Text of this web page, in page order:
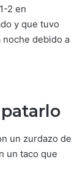
2 en
y que tuvo
debido a
un zurdazo de
un taco que